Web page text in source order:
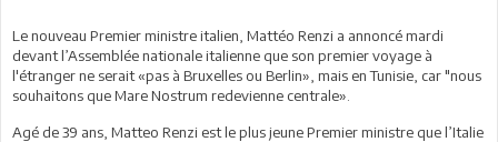
Le nouveau Premier ministre italien, Mattéo Renzi a annoncé mardi
devant l’Assemblée nationale italienne que son premier voyage à
l'étranger ne serait «pas à Bruxelles ou Berlin», mais en Tunisie, car "nous
souhaitons que Mare Nostrum redevienne centrale».
Agé de 39 ans, Matteo Renzi est le plus jeune Premier ministre que l’Italie